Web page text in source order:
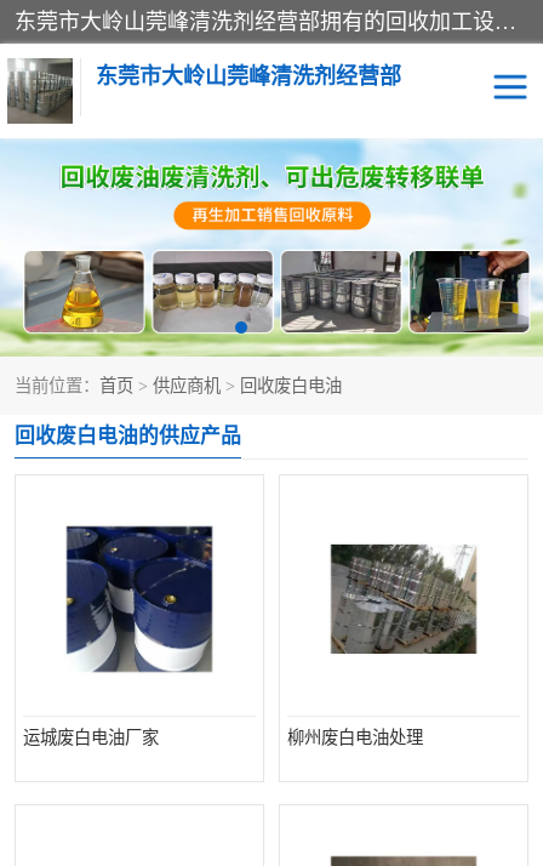
东莞市大岭山莞峰清洗剂经营部拥有的回收加工设备，大量废油回收、废清洗剂回收、废溶剂油回收、机械废油废清洗剂回收、废碳氢回收、碳氢液压油回收、碳氢二氯回收等废清洗剂处理；我们只是提供废旧化工原料的循环使用存放点，执行正规的存放，有正规的回收资质处理。同时我们公司批发零售回收级清洗剂，脱模油再生基础油，质量保证。
东莞市大岭山莞峰清洗剂经营部
当前位置： 首页 > 供应商机 > 回收废白电油
回收废白电油的供应产品
运城废白电油厂家 柳州废白电油处理
废清洗剂回收
废溶剂油回收 机械废油废清洗剂回收
废碳氢回收 碳氢液压油回收
碳氢二氯回收 回收废三四氯乙烯
回收废液压油
回收废清洗剂 上门回收废清洗剂